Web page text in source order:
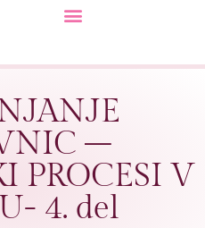
–
PROCESI V
4. del